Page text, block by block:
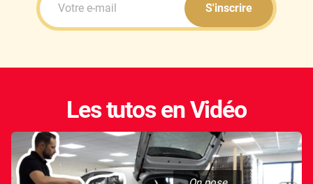
S'inscrire
Les tutos en Vidéo